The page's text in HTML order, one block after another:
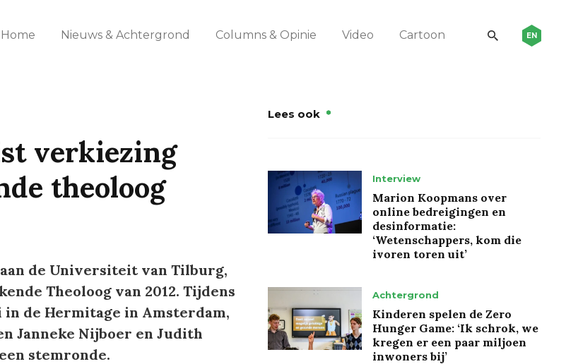
Home Nieuws & Achtergrond Columns & Opinie Video Cartoon EN
verkiezing
theoloog
de Universiteit van Tilburg,
Theoloog van 2012. Tijdens
in de Hermitage in Amsterdam,
Janneke Nijboer en Judith
stemronde.
Lees ook
Interview
Marion Koopmans over
online bedreigingen en
desinformatie:
‘Wetenschappers, kom die
ivoren toren uit’
Achtergrond
Kinderen spelen de Zero
Hunger Game: ‘Ik schrok, we
kregen er een paar miljoen
inwoners bij’